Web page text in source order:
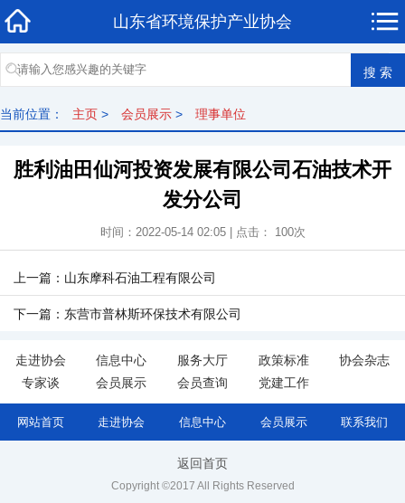
山东省环境保护产业协会
当前位置： 主页 > 会员展示 > 理事单位
胜利油田仙河投资发展有限公司石油技术开
发分公司
时间：2022-05-14 02:05 | 点击： 100次
上一篇：山东摩科石油工程有限公司
下一篇：东营市普林斯环保技术有限公司
走进协会 信息中心 服务大厅 政策标准
协会杂志
专家谈
会员展示 会员查询 党建工作
网站首页 走进协会 信息中心 会员展示 联系我们
返回首页
Copyright ©2017 All Rights Reserved